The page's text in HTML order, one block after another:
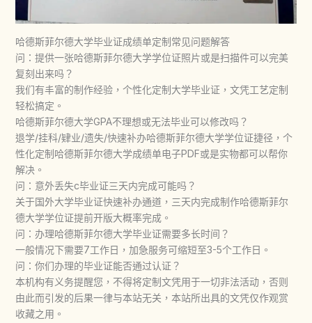
哈德斯菲尔德大学毕业证成绩单定制常见问题解答
问：提供一张哈德斯菲尔德大学学位证照片或是扫描件可以完美
复刻出来吗？
我们有丰富的制作经验，个性化定制大学毕业证，文凭工艺定制
轻松搞定。
哈德斯菲尔德大学GPA不理想或无法毕业可以修改吗？
退学/挂科/肄业/遗失/快速补办哈德斯菲尔德大学学位证捷径，个
性化定制哈德斯菲尔德大学成绩单电子PDF或是实物都可以帮你
解决。
问：意外丢失c毕业证三天内完成可能吗？
关于国外大学毕业证快速补办通道，三天内完成制作哈德斯菲尔
德大学学位证提前开版大概率完成。
问：办理哈德斯菲尔德大学毕业证需要多长时间？
一般情况下需要7工作日，加急服务可缩短至3-5个工作日。
问：你们办理的毕业证能否通过认证？
本机构有义务提醒您，不得将定制文凭用于一切非法活动，否则
由此而引发的后果一律与本站无关，本站所出具的文凭仅作观赏
收藏之用。